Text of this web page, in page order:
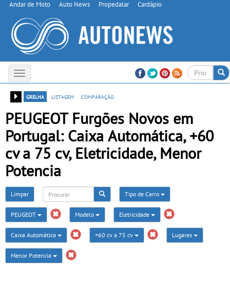
Andar de Moto Auto News Propedalar Cardápio
Toggle
navigation
grelha
listagem comparação
PEUGEOT Furgões Novos em
Portugal: Caixa Automática, +60
cv a 75 cv, Eletricidade, Menor
Potencia
Limpar Tipo de Carro
PEUGEOT Modelo Eletricidade
Caixa Automática +60 cv a 75 cv Lugares
Menor Potencia